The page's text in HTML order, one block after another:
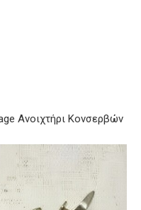
Ανοιχτήρι Κονσερβών